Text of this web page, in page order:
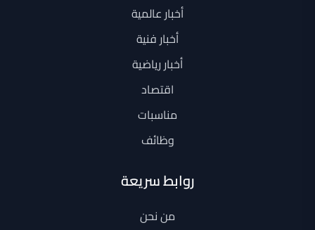
أخبار عالمية
أخبار فنية
أخبار رياضية
اقتصاد
مناسبات
وظائف
روابط سريعة
من نحن